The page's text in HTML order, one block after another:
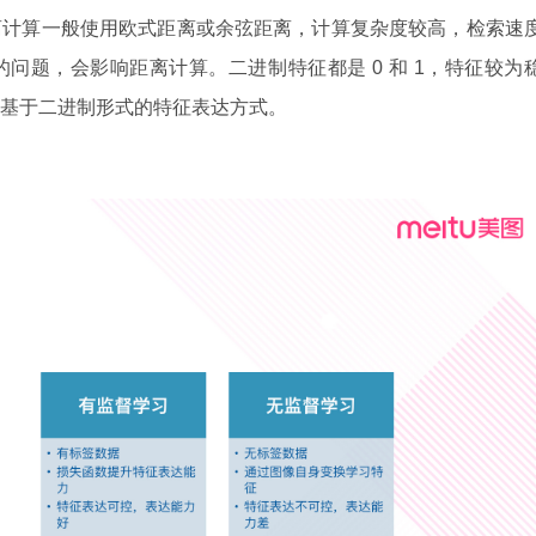
算一般使用欧式距离或余弦距离，计算复杂度较高，检索速
题，会影响距离计算。二进制特征都是 0 和 1，特征较为
于二进制形式的特征表达方式。